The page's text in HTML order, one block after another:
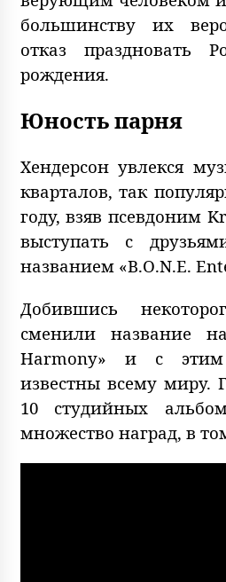
большинству их
отказ праздновать
рождения.
Юность парня
Хендерсон увлекся
кварталов, так
году, взяв псевдоним
выступать с
названием «B.O.N.E.
Добившись
сменили название
Harmony» и с
известны всему миру.
10 студийных
множество наград, в